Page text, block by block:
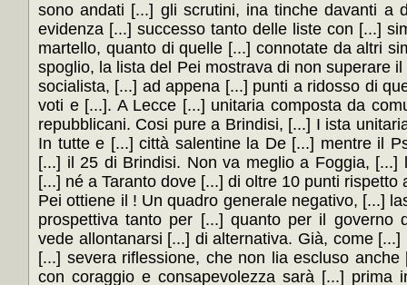
sono andati [...] gli scrutini, ina tinche davanti a
evidenza [...] successo tanto delle liste con [...]
martello, quanto di quelle [...] connotate da altri
spoglio, la lista del Pei mostrava di non superare
socialista, [...] ad appena [...] punti a ridosso di
voti e [...]. A Lecce [...] unitaria composta da
repubblicani. Cosi pure a Brindisi, [...] I ista
In tutte e [...] città salentine la De [...] mentre il
[...] il 25 di Brindisi. Non va meglio a Foggia, [...]
[...] né a Taranto dove [...] di oltre 10 punti
Pei ottiene il ! Un quadro generale negativo, [...]
prospettiva tanto per [...] quanto per il governo
vede allontanarsi [...] di alternativa. Già, come
[...] severa riflessione, che non lia escluso
con coraggio e consapevolezza sarà [...] prima